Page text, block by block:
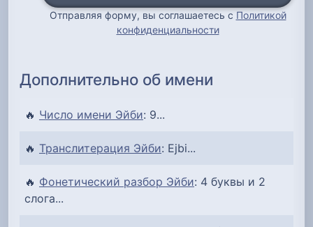
Отправляя форму, вы соглашаетесь с Политикой
конфиденциальности
Дополнительно об имени
🔥 Число имени Эйби: 9...
🔥 Транслитерация Эйби: Ejbi...
🔥 Фонетический разбор Эйби: 4 буквы и 2
слога...